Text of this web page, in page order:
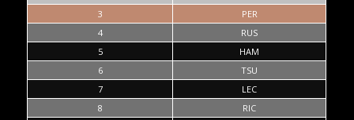
3
PER
4
RUS
5
HAM
6
TSU
7
LEC
8
RIC